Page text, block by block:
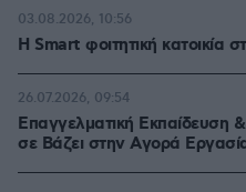
Η Smart φοιτητική κατοικία
03.08.2026, 10:56
Επαγγελματική Εκπαίδευση
σε Bάζει στην Aγορά
26.07.2026, 09:54